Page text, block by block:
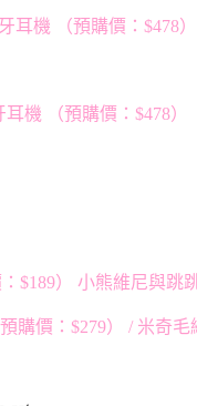
機 （預購價：$478）
$189） 小熊維尼與跳
價：$279） / 米奇毛